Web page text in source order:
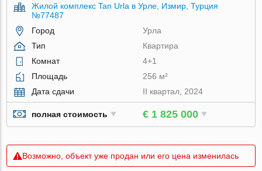
Жилой комплекс Tan Urla в Урле, Измир, Турция
№77487
Город
Урла
Тип
Квартира
Комнат
4+1
Площадь
256 м²
Дата сдачи
II квартал, 2024
полная стоимость € 1 825 000
Возможно, объект уже продан или его цена изменилась